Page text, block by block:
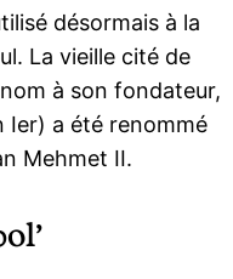
désormais à la
La vieille cité de
à son fondateur,
Ier) a été renommé
Mehmet II.